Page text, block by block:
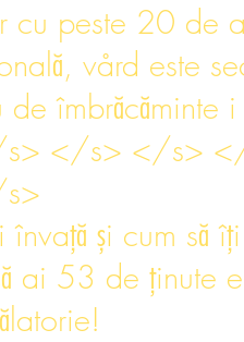
cu peste 20 de
vård este
de
</s> </s>
învață și cum să
ai 53 de ținute